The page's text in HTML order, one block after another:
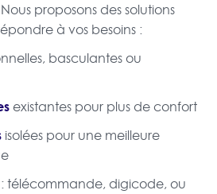
proposons des solutions
à vos besoins :
basculantes ou
existantes pour plus de confort
isolées pour une meilleure
: télécommande, digicode, ou